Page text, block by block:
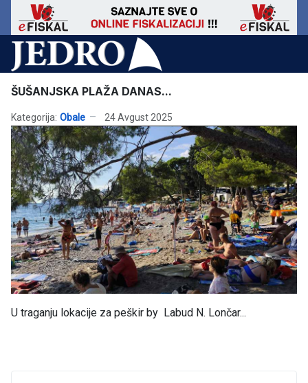
ŠUŠANJSKA PLAŽA DANAS...
Kategorija: Obale 24 Avgust 2025
U traganju lokacije za peškir by Labud N. Lončar...